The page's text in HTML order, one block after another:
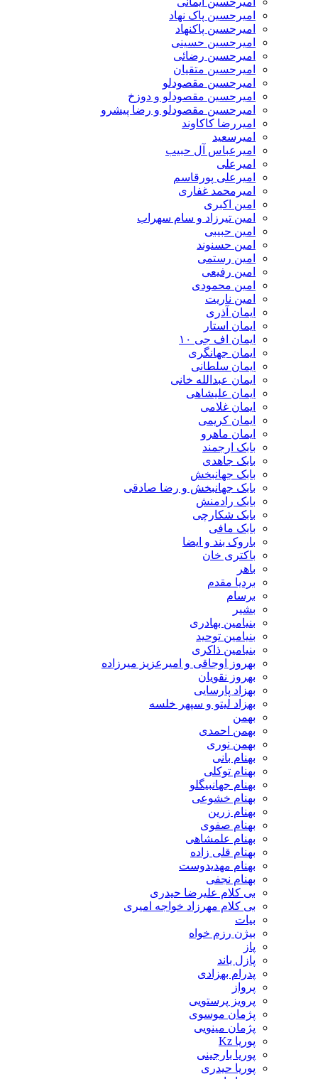
امیرحسین پاک نهاد
امیرحسین پاکنهاد
امیرحسین حسینی
امیرحسین رضائی
امیرحسین متقیان
امیرحسین مقصودلو
امیرحسین مقصودلو و دوزخ
امیرحسین مقصودلو و رضا پیشرو
امیررضا کاکاوند
امیرسعید
امیرعباس آل حبیب
امیرعلی
امیرعلی پورقاسم
امیرمحمد غفاری
امین اکبری
امین تیرزاد و سام سهراب
امین حبیبی
امین حسنوند
امین رستمی
امین رفیعی
امین محمودی
امین ناریت
ایمان آذری
ایمان استار
ایمان اف جی ۱۰
ایمان جهانگری
ایمان سلطانی
ایمان عبدالله خانی
ایمان علیشاهی
ایمان غلامی
ایمان کریمی
ایمان ماهرو
بابک ارجمند
بابک جاهدی
بابک جهانبخش
بابک جهانبخش و رضا صادقی
بابک رادمنش
بابک شکارچی
بابک مافی
باروک بند و ایضا
باکتری خان
باهر
بردیا مقدم
برسام
بشیر
بنیامین بهادری
بنیامین توحید
بنیامین ذاکری
بهروز اوجاقی و امیرعزیز میرزاده
بهروز نقویان
بهزاد پارسایی
بهزاد لیتو و سپهر خلسه
بهمن
بهمن احمدی
بهمن نوری
بهنام بانی
بهنام توکلی
بهنام جهانبیگلو
بهنام خشوعی
بهنام زرین
بهنام صفوی
بهنام علمشاهی
بهنام قلی زاده
بهنام مهدیدوست
بهنام نجفی
بی کلام علیرضا حیدری
بی کلام مهرزاد خواجه امیری
بیات
بیژن رزم خواه
پاز
پازل باند
پدرام بهزادی
پرواز
پرویز پرستویی
پژمان موسوی
پژمان مینویی
پوریا Kz
پوریا بارجینی
پوریا حیدری